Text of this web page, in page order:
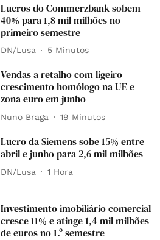
Lucros do Commerzbank sobem
40% para 1,8 mil milhões no
primeiro semestre
DN/Lusa 5 Minutos
Vendas a retalho com ligeiro
crescimento homólogo na UE e
zona euro em junho
Nuno Braga 19 Minutos
Lucro da Siemens sobe 15% entre
abril e junho para 2,6 mil milhões
DN/Lusa 1 Hora
Investimento imobiliário comercial
cresce 11% e atinge 1,4 mil milhões
de euros no 1.º semestre